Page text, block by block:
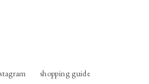
shopping guide